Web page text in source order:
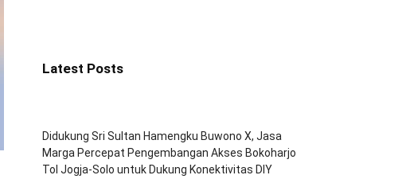
Latest Posts
Didukung Sri Sultan Hamengku Buwono X, Jasa
Marga Percepat Pengembangan Akses Bokoharjo
Tol Jogja-Solo untuk Dukung Konektivitas DIY